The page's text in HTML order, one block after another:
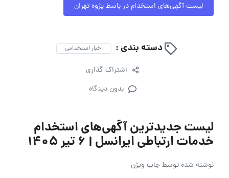
لیست آگهی‌های استخدام در باسط پژوه تهران
دسته بندی : اخبار استخدامی
اشتراک گذاری
بدون دیدگاه
لیست جدیدترین آگهی‌های استخدام
خدمات ارتباطی ایرانسل | ۶ تیر ۱۴۰۵
نوشته شده توسطجاب ویژن